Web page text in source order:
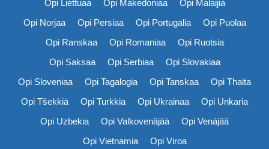
Opi Liettuaa
Opi Makedoniaa
Opi Malaijia
Opi Norjaa
Opi Persiaa Opi Portugalia
Opi Puolaa
Opi Ranskaa
Opi Romaniaa
Opi Ruotsia
Opi Saksaa
Opi Serbiaa
Opi Slovakiaa
Opi Sloveniaa
Opi Tagalogia Opi Tanskaa
Opi Thaita
Opi Tšekkiä
Opi Turkkia Opi Ukrainaa
Opi Unkaria
Opi Uzbekia
Opi Valkovenäjää
Opi Venäjää
Opi Vietnamia
Opi Viroa